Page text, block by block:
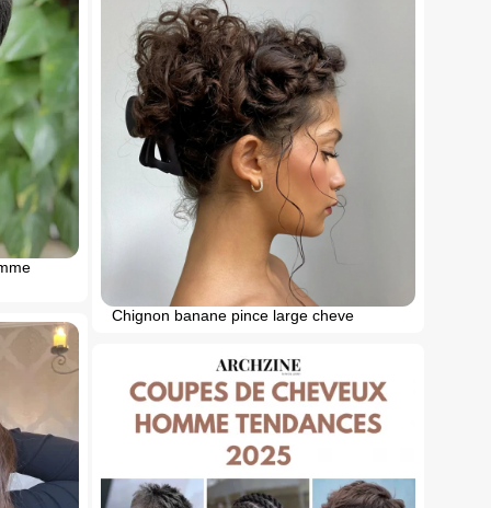
Chignon banane pince large cheve